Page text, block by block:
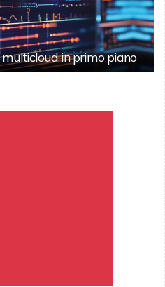
in primo piano